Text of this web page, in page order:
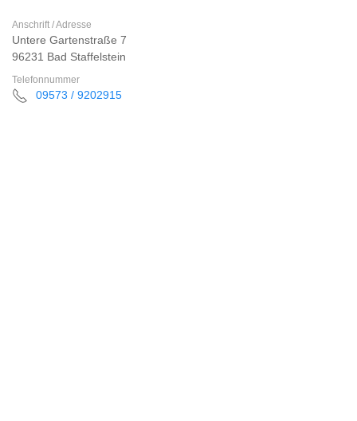
Anschrift / Adresse
Untere Gartenstraße 7
96231 Bad Staffelstein
Telefonnummer
09573 / 9202915